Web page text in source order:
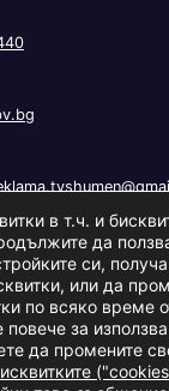
Шумен.|
Ltd.
в т.ч. и
да
си,
или да
по всяко време
повече за
да промените